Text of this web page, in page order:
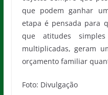
que podem ganhar
etapa é pensada para
que atitudes
multiplicadas, geram
orçamento familiar
Foto: Divulgação